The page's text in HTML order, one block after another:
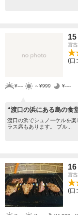
15
宮
(口
¥---- ～¥999 ¥----
“渡口の浜にある島の食
渡口の浜でシュノーケルを
ラス席もあります。 ブル...
16
宮
(口